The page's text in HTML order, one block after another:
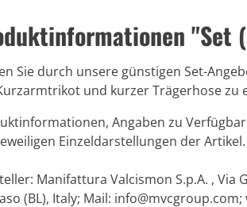
"Set
Sie durch unsere günstigen Set-
und kurzer Trägerhose zu
Angaben zu
Einzeldarstellungen der Artikel.
Manifattura Valcismon S.p.A. , Via
(BL), Italy; Mail: info@mvcgroup.com;